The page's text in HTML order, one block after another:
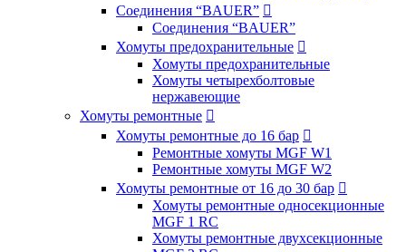
Соединения “BAUER” 
Соединения “BAUER”
Хомуты предохранительные 
Хомуты предохранительные
Хомуты четырехболтовые
нержавеющие
Хомуты ремонтные 
Хомуты ремонтные до 16 бар 
Ремонтные хомуты MGF W1
Ремонтные хомуты MGF W2
Хомуты ремонтные от 16 до 30 бар 
Хомуты ремонтные односекционные
MGF 1 RC
Хомуты ремонтные двухсекционные